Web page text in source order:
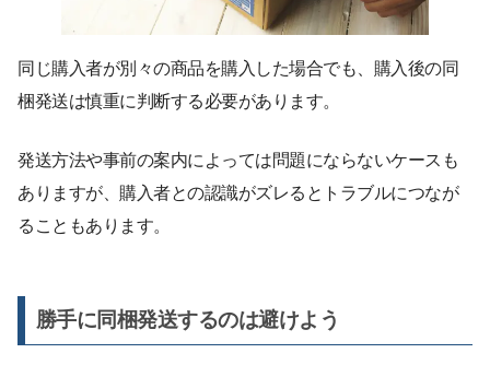
同じ購入者が別々の商品を購入した場合でも、購入後の同
梱発送は慎重に判断する必要があります。
発送方法や事前の案内によっては問題にならないケースも
ありますが、購入者との認識がズレるとトラブルにつなが
ることもあります。
勝手に同梱発送するのは避けよう